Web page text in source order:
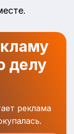
делу
реклама